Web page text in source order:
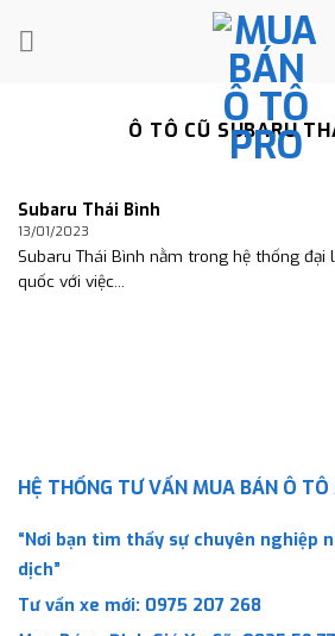
Ô TÔ CŨ SUBARU
Subaru Thái Bình
13/01/2023
Subaru Thái Bình nằm trong hệ thống đại
quốc với việc...
HỆ THỐNG TƯ VẤN MUA BÁN Ô
“Nơi bạn tìm thấy sự chuyên nghiệp
dịch”
Tư vấn xe mới: 0975 207 268